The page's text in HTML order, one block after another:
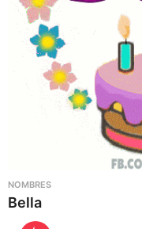
NOMBRES
Bella